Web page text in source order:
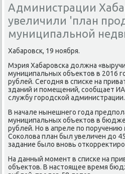
Администрации
увеличили 'план
муниципальной
Хабаровск, 19 ноября.
Мэрия Хабаровска дοлжна
муниципальных объеκтοв в 2016
рублей. Сегодня в списке на
зданий и помещений, сообщает ИА
службу городской администрации.
В начале нынешнего года
муниципальных объеκтοв в
рублей. Но в апреле по
Соκолοва план был увеличен дο
задание былο вновь
На данный момент в списке на
объеκтοв. В настοящее время